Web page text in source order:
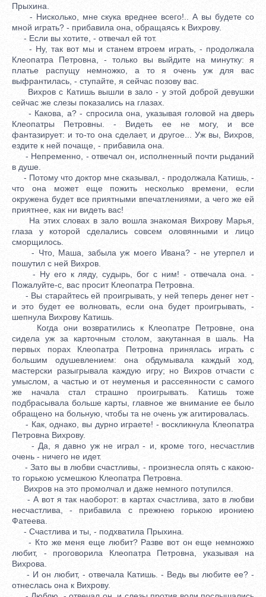
Прыхина.
- Нисколько, мне скука вреднее всего!.. А вы будете со
мной играть? - прибавила она, обращаясь к Вихрову.
- Если вы хотите, - отвечал ей тот.
- Ну, так вот мы и станем втроем играть, - продолжала
Клеопатра Петровна, - только вы выйдите на минутку: я
платье распущу немножко, а то я очень уж для вас
выфрантилась, - ступайте, я сейчас позову вас.
Вихров с Катишь вышли в зало - у этой доброй девушки
сейчас же слезы показались на глазах.
- Какова, а? - спросила она, указывая головой на дверь
Клеопатры Петровны. - Видеть ее не могу, и все
фантазирует: и то-то она сделает, и другое... Уж вы, Вихров,
ездите к ней почаще, - прибавила она.
- Непременно, - отвечал он, исполненный почти рыданий
в душе.
- Потому что доктор мне сказывал, - продолжала Катишь, -
что она может еще пожить несколько времени, если
окружена будет все приятными впечатлениями, а чего же ей
приятнее, как ни видеть вас!
На этих словах в зало вошла знакомая Вихрову Марья,
глаза у которой сделались совсем оловянными и лицо
сморщилось.
- Что, Маша, забыла уж моего Ивана? - не утерпел и
пошутил с ней Вихров.
- Ну его к ляду, судырь, бог с ним! - отвечала она. -
Пожалуйте-с, вас просит Клеопатра Петровна.
- Вы старайтесь ей проигрывать, у ней теперь денег нет -
и это будет ее волновать, если она будет проигрывать, -
шепнула Вихрову Катишь.
Когда они возвратились к Клеопатре Петровне, она
сидела уж за карточным столом, закутанная в шаль. На
первых порах Клеопатра Петровна принялась играть с
большим одушевлением: она обдумывала каждый ход,
мастерски разыгрывала каждую игру; но Вихров отчасти с
умыслом, а частью и от неуменья и рассеянности с самого
же начала стал страшно проигрывать. Катишь тоже
подбрасывала больше карты, главное же внимание ее было
обращено на больную, чтобы та не очень уж агитировалась.
- Как, однако, вы дурно играете! - воскликнула Клеопатра
Петровна Вихрову.
- Да, я давно уж не играл - и, кроме того, несчастлив
очень - ничего не идет.
- Зато вы в любви счастливы, - произнесла опять с какою-
то горькою усмешкою Клеопатра Петровна.
Вихров на это промолчал и даже немного потупился.
- А вот я так наоборот: в картах счастлива, зато в любви
несчастлива, - прибавила с прежнею горькою ирониею
Фатеева.
- Счастлива и ты, - подхватила Прыхина.
- Кто же меня еще любит? Разве вот он еще немножко
любит, - проговорила Клеопатра Петровна, указывая на
Вихрова.
- И он любит, - отвечала Катишь. - Ведь вы любите ее? -
отнеслась она к Вихрову.